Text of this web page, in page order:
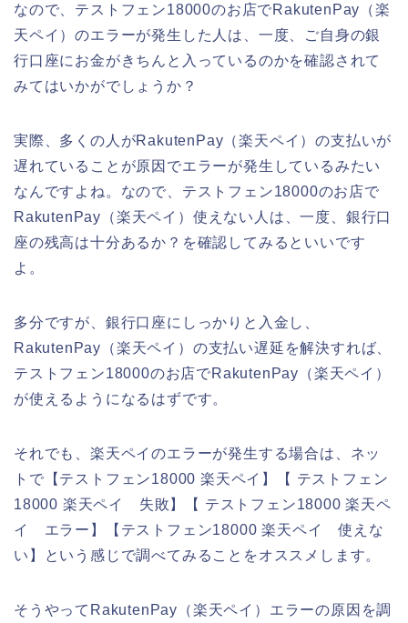
なので、テストフェン18000のお店でRakutenPay（楽
天ペイ）のエラーが発生した人は、一度、ご自身の銀
行口座にお金がきちんと入っているのかを確認されて
みてはいかがでしょうか？
実際、多くの人がRakutenPay（楽天ペイ）の支払いが
遅れていることが原因でエラーが発生しているみたい
なんですよね。なので、テストフェン18000のお店で
RakutenPay（楽天ペイ）使えない人は、一度、銀行口
座の残高は十分あるか？を確認してみるといいです
よ。
多分ですが、銀行口座にしっかりと入金し、
RakutenPay（楽天ペイ）の支払い遅延を解決すれば、
テストフェン18000のお店でRakutenPay（楽天ペイ）
が使えるようになるはずです。
それでも、楽天ペイのエラーが発生する場合は、ネッ
トで【テストフェン18000 楽天ペイ】【 テストフェン
18000 楽天ペイ 失敗】【 テストフェン18000 楽天ペ
イ エラー】【テストフェン18000 楽天ペイ 使えな
い】という感じで調べてみることをオススメします。
そうやってRakutenPay（楽天ペイ）エラーの原因を調